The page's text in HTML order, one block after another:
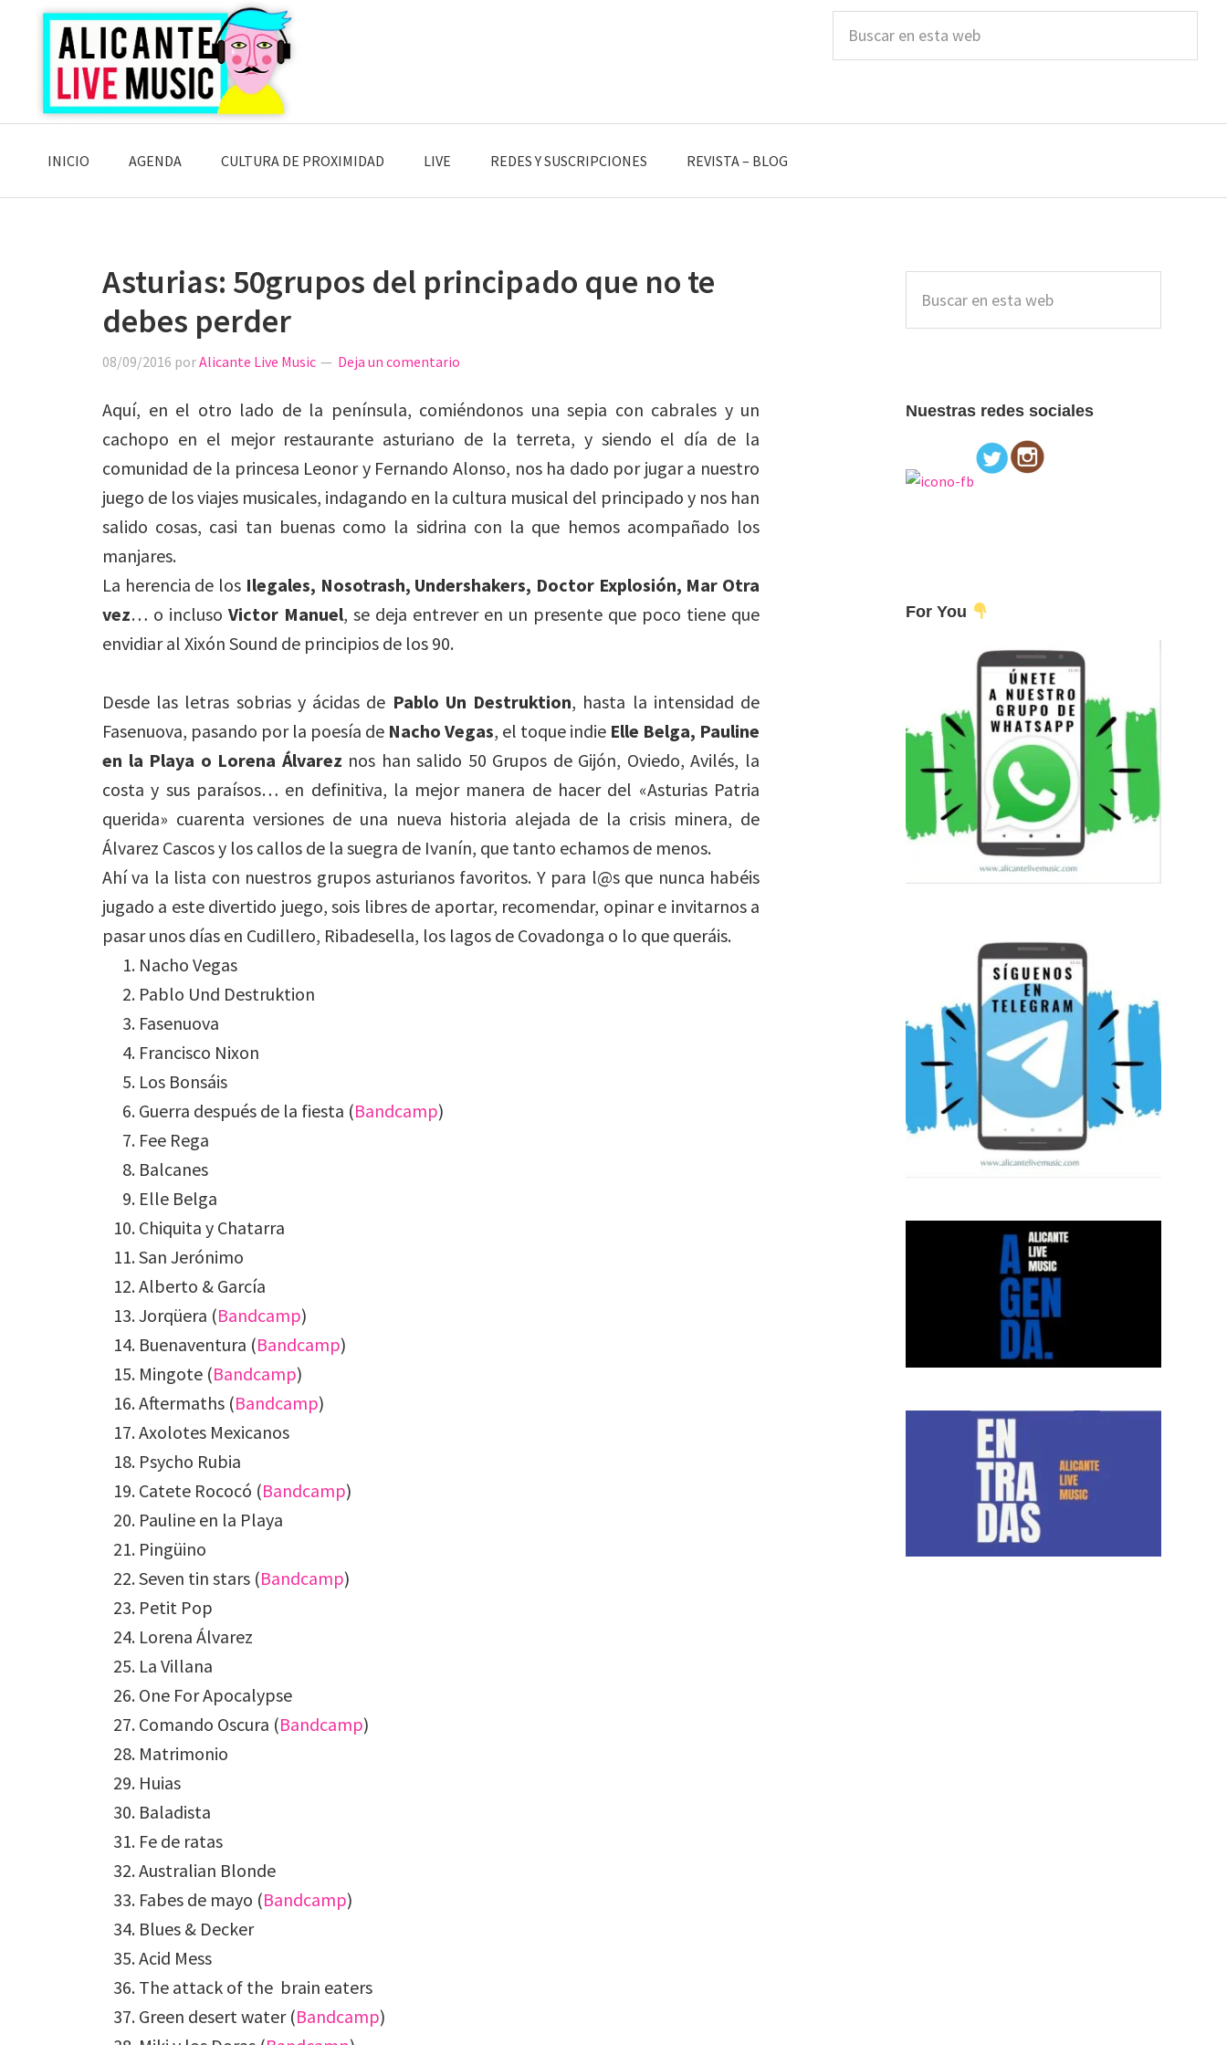
Saltar
navegación
principal
Saltar
contenido
principal
Saltar
lateral
principal
esta
INICIO AGENDA CULTURA DE PROXIMIDAD LIVE REDES Y SUSCRIPCIONES REVISTA – BLOG
Asturias: 50grupos del principado que no te
debes perder
08/09/2016 porAlicante Live Music Deja un comentario
Aquí, en el otro lado de la península, comiéndonos una sepia con cabrales y un
cachopo en el mejor restaurante asturiano de la terreta, y siendo el día de la
comunidad de la princesa Leonor y Fernando Alonso, nos ha dado por jugar a nuestro
juego de los viajes musicales, indagando en la cultura musical del principado y nos han
salido cosas, casi tan buenas como la sidrina con la que hemos acompañado los
manjares.
La herencia de los Ilegales, Nosotrash, Undershakers, Doctor Explosión, Mar Otra
vez… o incluso Victor Manuel, se deja entrever en un presente que poco tiene que
envidiar al Xixón Sound de principios de los 90.
Desde las letras sobrias y ácidas de Pablo Un Destruktion, hasta la intensidad de
Fasenuova, pasando por la poesía de Nacho Vegas, el toque indie Elle Belga, Pauline
en la Playa o Lorena Álvarez nos han salido 50 Grupos de Gijón, Oviedo, Avilés, la
costa y sus paraísos… en definitiva, la mejor manera de hacer del «Asturias Patria
querida» cuarenta versiones de una nueva historia alejada de la crisis minera, de
Álvarez Cascos y los callos de la suegra de Ivanín, que tanto echamos de menos.
Ahí va la lista con nuestros grupos asturianos favoritos. Y para l@s que nunca habéis
jugado a este divertido juego, sois libres de aportar, recomendar, opinar e invitarnos a
pasar unos días en Cudillero, Ribadesella, los lagos de Covadonga o lo que queráis.
Nacho Vegas
Pablo Und Destruktion
Fasenuova
Francisco Nixon
Los Bonsáis
Guerra después de la fiesta (Bandcamp)
Fee Rega
Balcanes
Elle Belga
Chiquita y Chatarra
San Jerónimo
Alberto & García
Jorqüera (Bandcamp)
Buenaventura (Bandcamp)
Mingote (Bandcamp)
Aftermaths (Bandcamp)
Axolotes Mexicanos
Psycho Rubia
Catete Rococó (Bandcamp)
Pauline en la Playa
Pingüino
Seven tin stars (Bandcamp)
Petit Pop
Lorena Álvarez
La Villana
One For Apocalypse
Comando Oscura (Bandcamp)
Matrimonio
Huias
Baladista
Fe de ratas
Australian Blonde
Fabes de mayo (Bandcamp)
Blues & Decker
Acid Mess
The attack of the brain eaters
Green desert water (Bandcamp)
lateral
principal
esta
Nuestras redes sociales
For You